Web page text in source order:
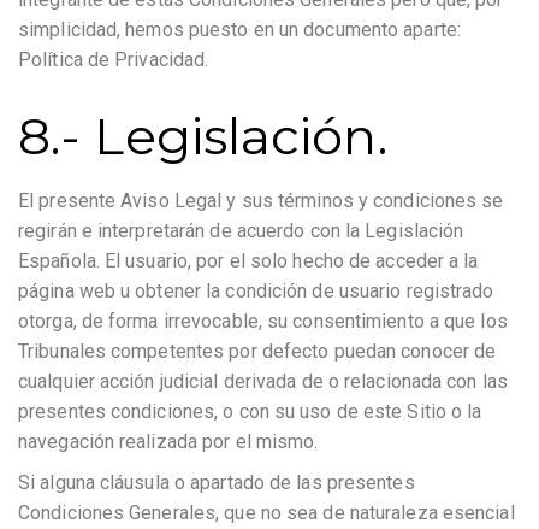
simplicidad, hemos puesto en un documento aparte:
Política de Privacidad.
8.- Legislación.
El presente Aviso Legal y sus términos y condiciones se
regirán e interpretarán de acuerdo con la Legislación
Española. El usuario, por el solo hecho de acceder a la
página web u obtener la condición de usuario registrado
otorga, de forma irrevocable, su consentimiento a que los
Tribunales competentes por defecto puedan conocer de
cualquier acción judicial derivada de o relacionada con las
presentes condiciones, o con su uso de este Sitio o la
navegación realizada por el mismo.
Si alguna cláusula o apartado de las presentes
Condiciones Generales, que no sea de naturaleza esencial